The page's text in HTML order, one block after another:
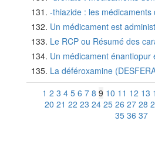
-thiazide : les médicaments
Un médicament est
Le RCP ou Résumé des
Un médicament énantiopur
La déféroxamine
1 2 3 4 5 6 7 8 9 10 11 12 13
20 21 22 23 24 25 26 27 28
35 36 37